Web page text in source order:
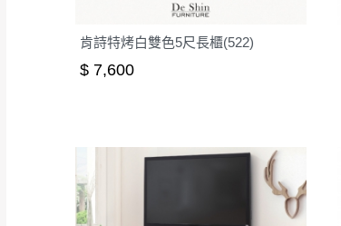
肯詩特烤白雙色5尺長櫃(522)
$ 7,600